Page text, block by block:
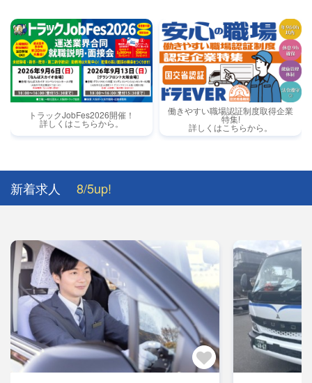
トラックJobFes2026開催！
詳しくはこちらから。
働きやすい職場認証制度取得企業
特集!
詳しくはこちらから。
新着求人 8/5up!